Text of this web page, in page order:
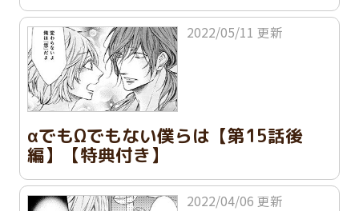
2022/05/11 更新
αでもΩでもない僕らは【第15話後
編】【特典付き】
2022/04/06 更新